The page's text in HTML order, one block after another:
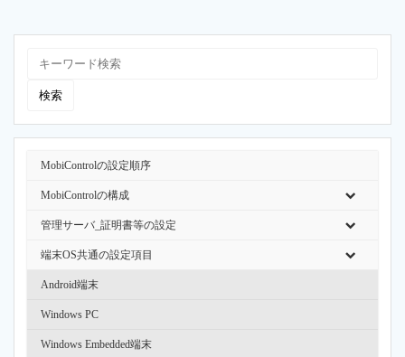
MobiControlの設定順序
MobiControlの構成
管理サーバ_証明書等の設定
端末OS共通の設定項目
Android端末
Windows PC
Windows Embedded端末